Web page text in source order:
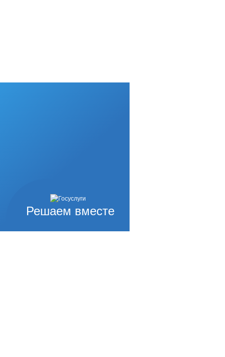
Решаем вместе